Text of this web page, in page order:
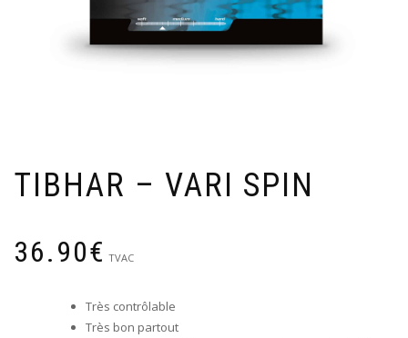
TIBHAR – VARI SPIN
36.90€ TVAC
Très contrôlable
Très bon partout